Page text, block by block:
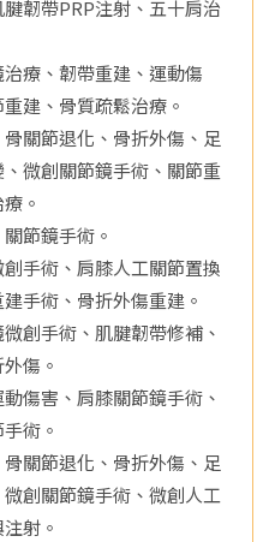
韌帶PRP注射、五十肩治
療、韌帶重建、運動傷
建、骨質疏鬆治療。
關節退化、骨折外傷、足
微創關節鏡手術、關節重
。
節鏡手術。
手術、肩膝人工關節置換
手術、骨折外傷重建。
創手術、肌腱韌帶修補、
傷。
傷害、肩膝關節鏡手術、
術。
關節退化、骨折外傷、足
創關節鏡手術、微創人工
射。